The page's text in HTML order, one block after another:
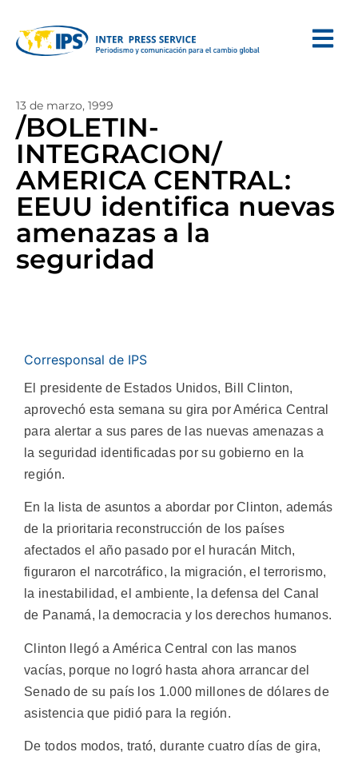
13 de marzo, 1999
/BOLETIN-
INTEGRACION/
AMERICA CENTRAL:
EEUU identifica nuevas
amenazas a la
seguridad
Corresponsal de IPS
El presidente de Estados Unidos, Bill Clinton,
aprovechó esta semana su gira por América Central
para alertar a sus pares de las nuevas amenazas a
la seguridad identificadas por su gobierno en la
región.
En la lista de asuntos a abordar por Clinton, además
de la prioritaria reconstrucción de los países
afectados el año pasado por el huracán Mitch,
figuraron el narcotráfico, la migración, el terrorismo,
la inestabilidad, el ambiente, la defensa del Canal
de Panamá, la democracia y los derechos humanos.
Clinton llegó a América Central con las manos
vacías, porque no logró hasta ahora arrancar del
Senado de su país los 1.000 millones de dólares de
asistencia que pidió para la región.
De todos modos, trató, durante cuatro días de gira,